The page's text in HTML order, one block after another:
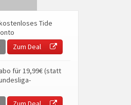
Tide
Zum Deal
für 19,99€ (statt